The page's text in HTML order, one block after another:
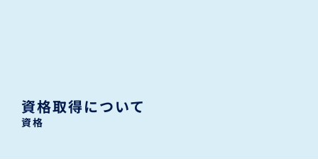
資格取得について
資格